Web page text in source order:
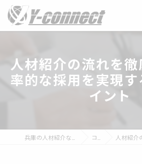
人材紹介の流れを
率的な採用を実現
イント
コラム 人材紹介の流れを